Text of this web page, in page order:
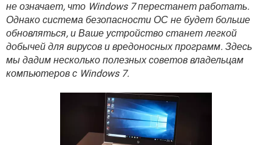
YANDEX
WINDOWS 10 ВКОНТАКТЕ
YANDEX
FACEBOOK ИГРЫ
WINDOWS 10 ВКОНТАКТЕ
ВИДЕО GOOGLE
YANDEX
не означает, что Windows 7 перестанет работать.
Однако система безопасности ОС не будет больше
обновляться, и Ваше устройство станет легкой
добычей для вирусов и вредоносных программ. Здесь
мы дадим несколько полезных советов владельцам
компьютеров с Windows 7.